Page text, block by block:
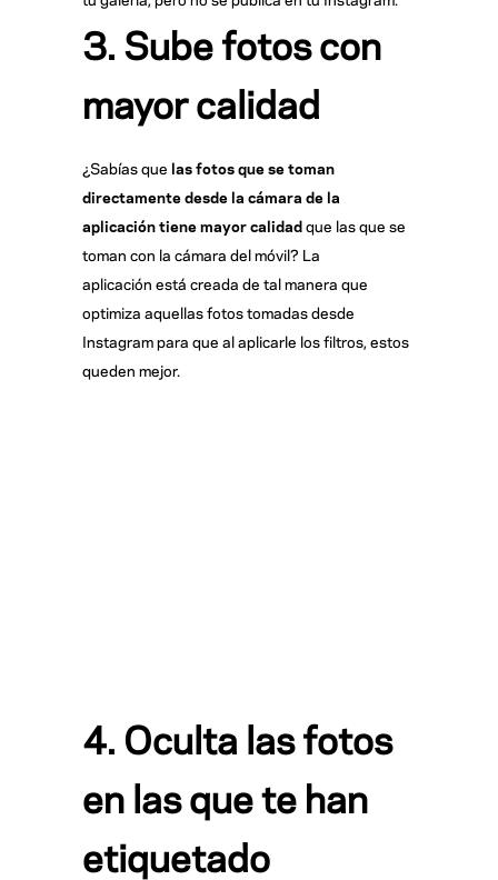
3. Sube fotos con
mayor calidad
¿Sabías que las fotos que se toman
directamente desde la cámara de la
aplicación tiene mayor calidadque las que se
toman con la cámara del móvil? La
aplicación está creada de tal manera que
optimiza aquellas fotos tomadas desde
Instagram para que al aplicarle los filtros, estos
queden mejor.
4. Oculta las fotos
en las que te han
etiquetado